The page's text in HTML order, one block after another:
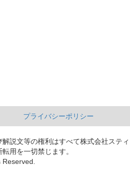
プライバシーポリシー
説文等の権利はすべて株式会社ステ
用を一切禁じます。